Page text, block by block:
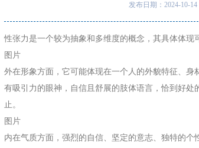
发布日期：2024-10-
性张力是一个较为抽象和多维度的概念，其具体体现
图片
外在形象方面，它可能体现在一个人的外貌特征、
有吸引力的眼神，自信且舒展的肢体语言，恰到好
止。
图片
内在气质方面，强烈的自信、坚定的意志、独特的